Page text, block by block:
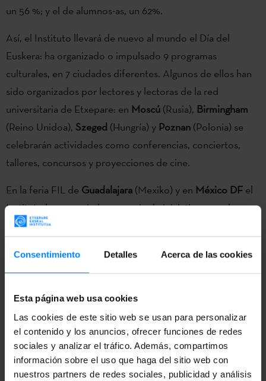
Consentimiento Detalles Acerca de las cookies
Esta página web usa cookies
Las cookies de este sitio web se usan para personalizar
el contenido y los anuncios, ofrecer funciones de redes
sociales y analizar el tráfico. Además, compartimos
información sobre el uso que haga del sitio web con
nuestros partners de redes sociales, publicidad y análisis
un 56 %; y el de alumnos-as, un 62%.
Así, el Instituto llevará de nuevo al mundo el Día del
Euskera: ha organizado o impulsado 9 programas
culturales, en 7 ciudades diferentes. Algunos de ellos han
sido organizados por lectores y lectoras de la red
universitaria de Etxepare: en Moscú (Rusia), Birmingham
(Reino Unidoa), Szeged (Hungría) y Poznan (Polonia) se
celebrarán actividades como conferencias, conciertos,
talleres, concursos y proyecciones de cine.
En la feria FIL de Guadalajara (Mexiko) y en México DF el
Instituto ha orgazniado una serie de iniciativas para la
promoción de la literatura vasca; allá está ya estos días la
representante de nuestra literatura. EnMontevideon
Fronteras, Zinebi y Etxepare han organizado la Muestra de
Cine Vasco, que ofrecerá 8 largometrajes y 8 cortos, los
más destacados de los últimos años; habrá también una
exposición y una mesa redonda.
En el mismoMontevideose celebrará el Día del Euskera